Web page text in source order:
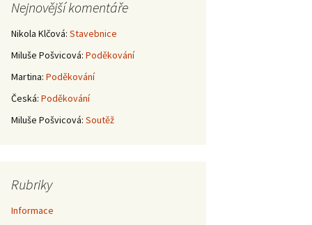
Nejnovější komentáře
Nikola Klčová: Stavebnice
Miluše Pošvicová: Poděkování
Martina: Poděkování
Česká: Poděkování
Miluše Pošvicová: Soutěž
Rubriky
Informace